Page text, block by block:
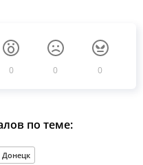
0 0 0
по теме:
Донецк